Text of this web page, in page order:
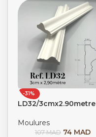
-31%
LD32/3cmx2.90metre
Moulures
107MAD 74 MAD